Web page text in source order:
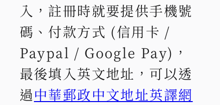
入，註冊時就要提供手機號
碼、付款方式 (信用卡 /
Paypal / Google Pay)，
最後填入英文地址，可以透
過中華郵政中文地址英譯網